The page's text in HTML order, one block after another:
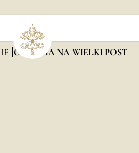
ORĘDZIA NA WIELKI POST